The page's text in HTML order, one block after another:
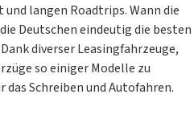
langen Roadtrips. Wann die
Deutschen eindeutig die besten
diverser Leasingfahrzeuge,
so einiger Modelle zu
Schreiben und Autofahren.